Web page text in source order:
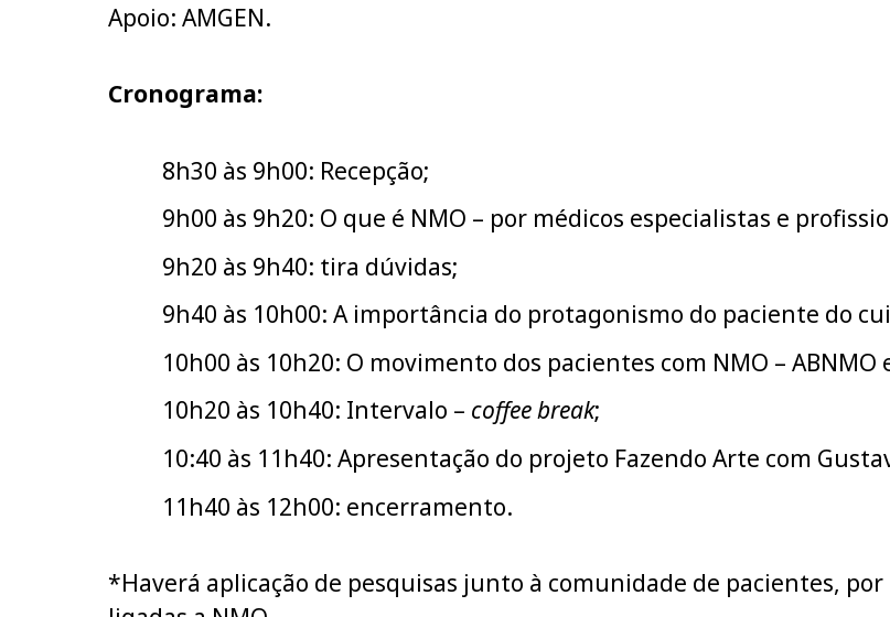
Apoio: AMGEN.
Cronograma:
8h30 às 9h00: Recepção;
9h00 às 9h20: O que é NMO – por médicos especialistas e
9h20 às 9h40: tira dúvidas;
9h40 às 10h00: A importância do protagonismo do paciente do
10h00 às 10h20: O movimento dos pacientes com NMO – ABNMO
10h20 às 10h40: Intervalo – coffee break;
10:40 às 11h40:Apresentação do projeto Fazendo Arte com
11h40 às 12h00: encerramento.
*Haverá aplicação de pesquisas junto à comunidade de pacientes,